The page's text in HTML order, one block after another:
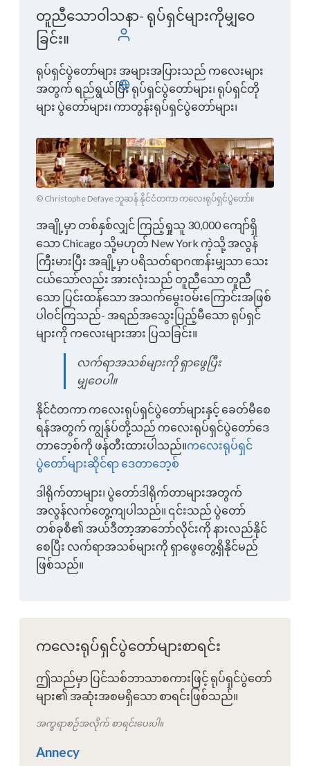
မြန်မာ
တူညီသောဝါသနာ- ရုပ်ရှင်များကိုမျှဝေ
ခြင်း။
ရုပ်ရှင်ပွဲတော်များ အများအပြားသည် ကလေးများ
အတွက် ရည်ရွယ်ပြီး ရုပ်ရှင်ပွဲတော်များ၊ ရုပ်ရှင်တို
များ ပွဲတော်များ၊ ကာတွန်းရုပ်ရှင်ပွဲတော်များ၊
© Christophe Defaye ဘူဆန် နိုင်ငံတကာ ကလေးရုပ်ရှင်ပွဲတော်။
အချို့မှာ တစ်နှစ်လျှင် ကြည့်ရှုသူ 30,000 ကျော်ရှိ
သော Chicago သို့မဟုတ် New York ကဲ့သို့ အလွန်
ကြီးမားပြီး အချို့မှာ ပရိသတ်ရာဂဏန်းမျှသာ သေး
ငယ်သော်လည်း အားလုံးသည် တူညီသော တူညီ
သော ပြင်းထန်သော အသက်မွေးဝမ်းကြောင်းအဖြစ်
ပါဝင်ကြသည်- အရည်အသွေးပြည့်မီသော ရုပ်ရှင်
များကို ကလေးများအား ပြသခြင်း။
လက်ရာအသစ်များကို ရှာဖွေပြီး
မျှဝေပါ။
နိုင်ငံတကာ ကလေးရုပ်ရှင်ပွဲတော်များနှင့် ခေတ်မီစေ
ရန်အတွက် ကျွန်ုပ်တို့သည် ကလေးရုပ်ရှင်ပွဲတော်ဒေ
တာဘေ့စ်ကို ဖန်တီးထားပါသည်။ကလေးရုပ်ရှင်
ပွဲတော်များဆိုင်ရာ ဒေတာဘေ့စ်
ဒါရိုက်တာများ၊ ပွဲတော်ဒါရိုက်တာများအတွက်
အလွန်လက်တွေ့ကျပါသည်။ ၎င်းသည် ပွဲတော်
တစ်ခုစီ၏ အယ်ဒီတာ့အာဘော်လိုင်းကို နားလည်နိုင်
စေပြီး လက်ရာအသစ်များကို ရှာဖွေတွေ့ရှိနိုင်မည်
ဖြစ်သည်။
ကလေးရုပ်ရှင်ပွဲတော်များစာရင်း
ဤသည်မှာ ပြင်သစ်ဘာသာစကားဖြင့် ရုပ်ရှင်ပွဲတော်
များ၏ အဆုံးအစမရှိသော စာရင်းဖြစ်သည်။
အက္ခရာစဉ်အလိုက် စာရင်းပေးပါ။
Annecy